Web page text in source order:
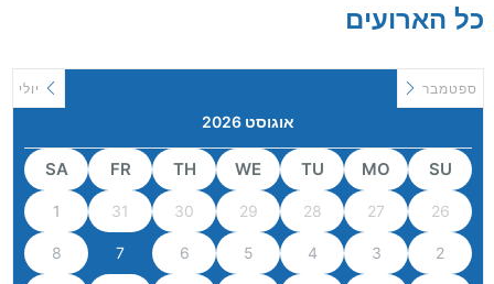
כל הארועים
יולי
אוגוסט 2026
ספטמבר
SU
MO
TU
WE
TH
FR
SA
26
27
28
29
30
31
1
2
3
4
5
6
7
8